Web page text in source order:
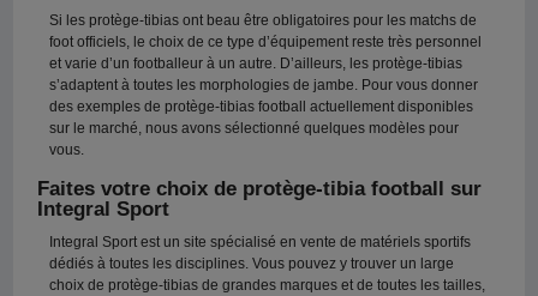
Si les protège-tibias ont beau être obligatoires pour les matchs de
foot officiels, le choix de ce type d’équipement reste très personnel
et varie d’un footballeur à un autre. D’ailleurs, les protège-tibias
s’adaptent à toutes les morphologies de jambe. Pour vous donner
des exemples de protège-tibias football actuellement disponibles
sur le marché, nous avons sélectionné quelques modèles pour
vous.
Faites votre choix de protège-tibia football sur
Integral Sport
Integral Sport est un site spécialisé en vente de matériels sportifs
dédiés à toutes les disciplines. Vous pouvez y trouver un large
choix de protège-tibias de grandes marques et de toutes les tailles,